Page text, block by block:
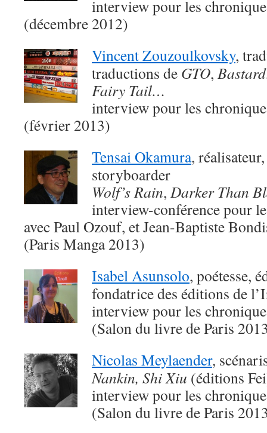
interview pour les
(décembre 2012)
Vincent Zouzoulkovsky,
traductions de GTO, Bastard
Fairy Tail…
interview pour les
(février 2013)
Tensai Okamura,
storyboarder
Wolf’s Rain, Darker Than
interview-conférence pour
avec Paul Ozouf, et Jean-Baptiste
(Paris Manga 2013)
Isabel Asunsolo, poétesse,
fondatrice des éditions de
interview pour les
(Salon du livre de Paris
Nicolas Meylaender,
Nankin, Shi Xiu (éditions
interview pour les
(Salon du livre de Paris